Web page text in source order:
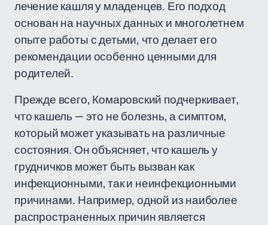
лечение кашля у младенцев. Его подход
основан на научных данных и многолетнем
опыте работы с детьми, что делает его
рекомендации особенно ценными для
родителей.
Прежде всего, Комаровский подчеркивает,
что кашель — это не болезнь, а симптом,
который может указывать на различные
состояния. Он объясняет, что кашель у
грудничков может быть вызван как
инфекционными, так и неинфекционными
причинами. Например, одной из наиболее
распространенных причин является